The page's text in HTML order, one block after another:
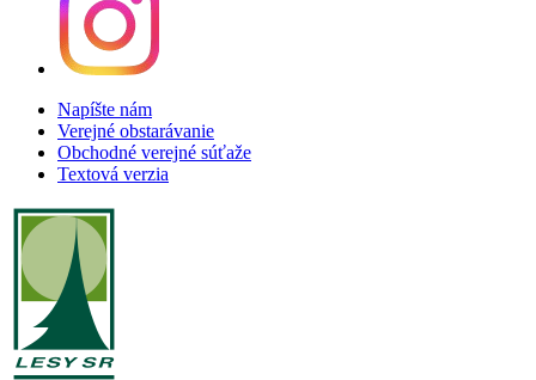
Napíšte nám
Verejné obstarávanie
Obchodné verejné súťaže
Textová verzia